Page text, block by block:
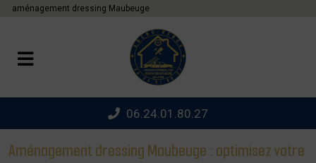
aménagement dressing Maubeuge
06.24.01.80.27
Aménagement dressing Maubeuge : optimisez votre
Panneau de gestion des cookies